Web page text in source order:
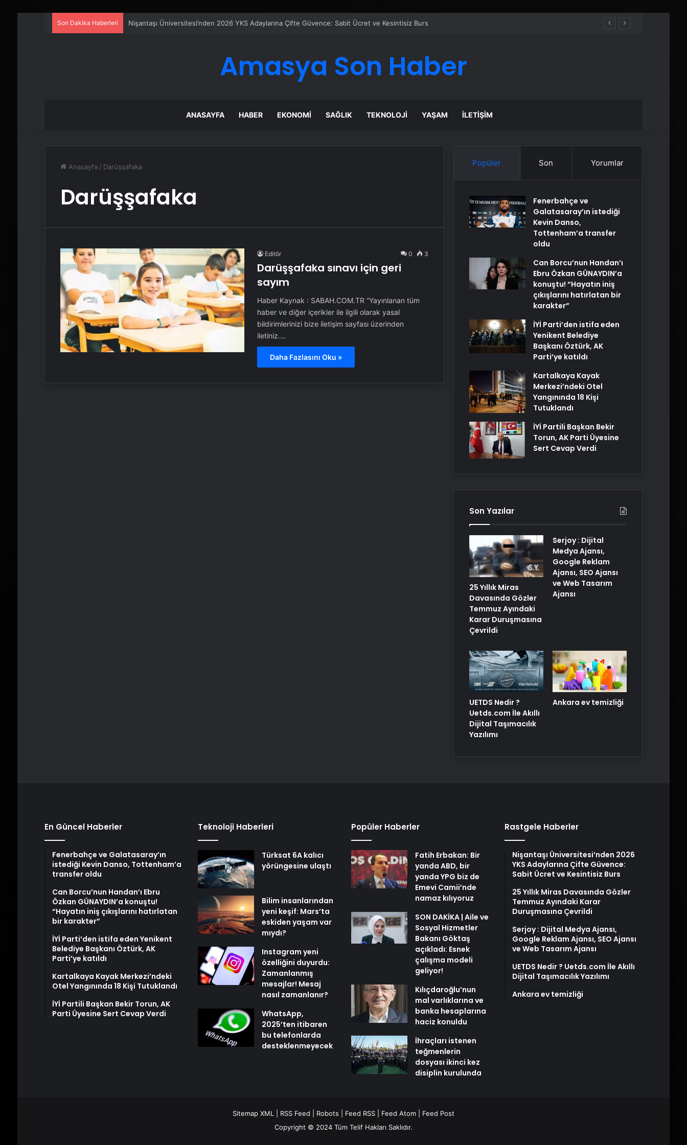
Son Dakika Haberleri 25 Yıllık Miras Davasında Gözler Temmuz Ayındaki Karar Duruşmasına Çevrildi
Amasya Son Haber
ANASAYFA HABER EKONOMI SAĞLIK TEKNOLOJI YAŞAM İLETIŞIM
Anasayfa / Darüşşafaka
Darüşşafaka
Editör 0 3
Darüşşafaka sınavı için geri
sayım
Haber Kaynak : SABAH.COM.TR “Yayınlanan tüm
haber ve diğer içerikler ile ilgili olarak yasal
bildirimlerinizi bize iletişim sayfası üzerinden
iletiniz.…
Daha Fazlasını Oku »
Popüler Son Yorumlar
Fenerbahçe ve
Galatasaray’ın istediği
Kevin Danso,
Tottenham’a transfer
oldu
Can Borcu’nun Handan’ı
Ebru Özkan GÜNAYDIN’a
konuştu! “Hayatın iniş
çıkışlarını hatırlatan bir
karakter”
İYİ Parti’den istifa eden
Yenikent Belediye
Başkanı Öztürk, AK
Parti’ye katıldı
Kartalkaya Kayak
Merkezi’ndeki Otel
Yangınında 18 Kişi
Tutuklandı
İYİ Partili Başkan Bekir
Torun, AK Parti Üyesine
Sert Cevap Verdi
Son Yazılar
25 Yıllık Miras
Davasında Gözler
Temmuz Ayındaki
Karar Duruşmasına
Çevrildi
Serjoy : Dijital
Medya Ajansı,
Google Reklam
Ajansı, SEO Ajansı
ve Web Tasarım
Ajansı
UETDS Nedir ?
Uetds.com İle Akıllı
Dijital Taşımacılık
Yazılımı
Ankara ev temizliği
En Güncel Haberler
Fenerbahçe ve Galatasaray’ın
istediği Kevin Danso, Tottenham’a
transfer oldu
Can Borcu’nun Handan’ı Ebru
Özkan GÜNAYDIN’a konuştu!
“Hayatın iniş çıkışlarını hatırlatan
bir karakter”
İYİ Parti’den istifa eden Yenikent
Belediye Başkanı Öztürk, AK
Parti’ye katıldı
Kartalkaya Kayak Merkezi’ndeki
Otel Yangınında 18 Kişi Tutuklandı
İYİ Partili Başkan Bekir Torun, AK
Parti Üyesine Sert Cevap Verdi
Teknoloji Haberleri
Türksat 6A kalıcı
yörüngesine ulaştı
Bilim insanlarından
yeni keşif: Mars’ta
eskiden yaşam var
mıydı?
Instagram yeni
özelliğini duyurdu:
Zamanlanmış
mesajlar! Mesaj
nasıl zamanlanır?
WhatsApp,
2025’ten itibaren
bu telefonlarda
desteklenmeyecek
Popüler Haberler
Fatih Erbakan: Bir
yanda ABD, bir
yanda YPG biz de
Emevi Camii’nde
namaz kılıyoruz
SON DAKİKA | Aile ve
Sosyal Hizmetler
Bakanı Göktaş
açıkladı: Esnek
çalışma modeli
geliyor!
Kılıçdaroğlu’nun
mal varlıklarına ve
banka hesaplarına
haciz konuldu
İhraçları istenen
teğmenlerin
dosyası ikinci kez
disiplin kurulunda
Rastgele Haberler
Nişantaşı Üniversitesi’nden 2026
YKS Adaylarına Çifte Güvence:
Sabit Ücret ve Kesintisiz Burs
25 Yıllık Miras Davasında Gözler
Temmuz Ayındaki Karar
Duruşmasına Çevrildi
Serjoy : Dijital Medya Ajansı,
Google Reklam Ajansı, SEO Ajansı
ve Web Tasarım Ajansı
UETDS Nedir ? Uetds.com İle Akıllı
Dijital Taşımacılık Yazılımı
Ankara ev temizliği
Sitemap XML| RSS Feed Robots Feed RSS| Feed Atom| Feed Post
Copyright © 2024 Tüm Telif Hakları Saklıdır.